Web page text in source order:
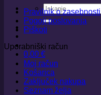
Išči:
0,00 €
Pravilnik o zasebnosti
Pogoji poslovanja
Piškoti
Uporabniški račun
Moj račun
Košarica
Zaključek nakupa
Seznam želja